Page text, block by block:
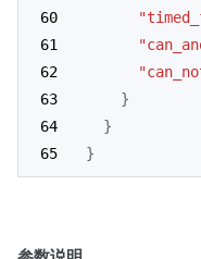
}
}
}